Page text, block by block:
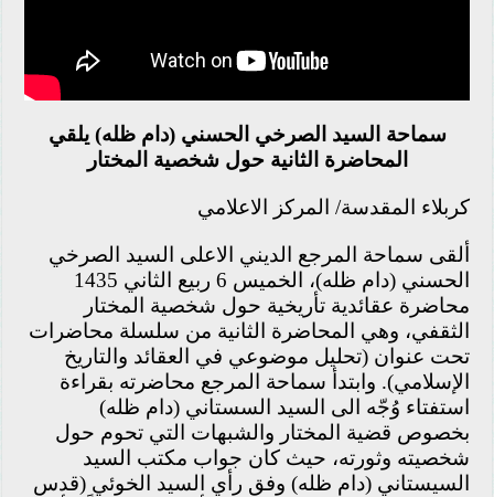
سماحة السيد الصرخي الحسني (دام ظله) يلقي
المحاضرة الثانية حول شخصية المختار
كربلاء المقدسة/ المركز الاعلامي
ألقى سماحة المرجع الديني الاعلى السيد الصرخي
الحسني (دام ظله)، الخميس 6 ربيع الثاني 1435
محاضرة عقائدية تأريخية حول شخصية المختار
الثقفي، وهي المحاضرة الثانية من سلسلة محاضرات
تحت عنوان (تحليل موضوعي في العقائد والتاريخ
الإسلامي). وابتدأ سماحة المرجع محاضرته بقراءة
استفتاء وُجّه الى السيد السستاني (دام ظله)
بخصوص قضية المختار والشبهات التي تحوم حول
شخصيته وثورته، حيث كان جواب مكتب السيد
السيستاني (دام ظله) وفق رأي السيد الخوئي (قدس